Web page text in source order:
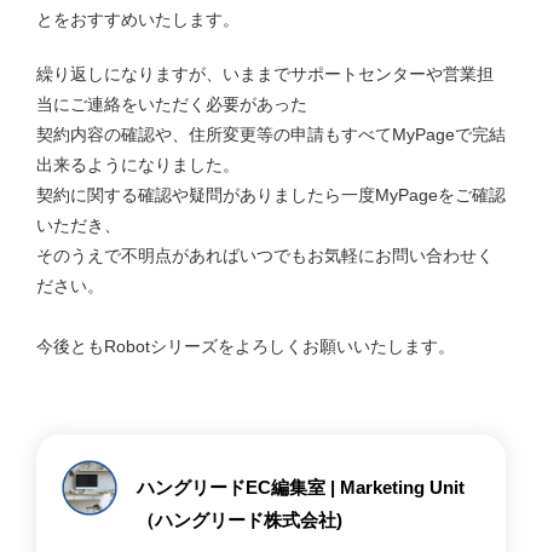
とをおすすめいたします。
繰り返しになりますが、いままでサポートセンターや営業担
当にご連絡をいただく必要があった
契約内容の確認や、住所変更等の申請もすべてMyPageで完結
出来るようになりました。
契約に関する確認や疑問がありましたら一度MyPageをご確認
いただき、
そのうえで不明点があればいつでもお気軽にお問い合わせく
ださい。
今後ともRobotシリーズをよろしくお願いいたします。
ハングリードEC編集室 | Marketing Unit
（ハングリード株式会社)